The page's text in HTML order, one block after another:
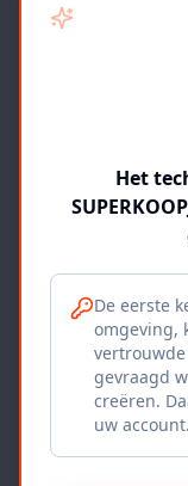
Het
De eerste
omgeving,
gevraagd
creëren.
uw account.